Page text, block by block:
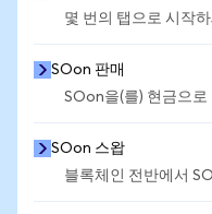
몇 번의 탭으로 시작
SOon 판매
SOon을(를) 현금으로
SOon 스왑
블록체인 전반에서